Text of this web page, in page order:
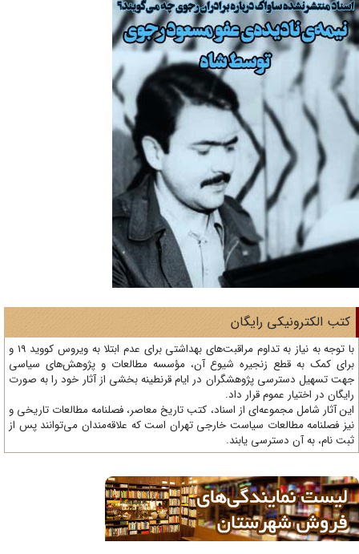
الکترونیکی رایگان
با توجه به نیاز به تداوم مراقبت‌های بهداشتی برای عدم ابتلا به ویروس کووید 19 و
کمک به قطع زنجیره شیوع آن، مؤسسه مطالعات و پژوهش‌های سیاسی
تسهیل دسترسی پژوهشگران در ایام قرنطینه بخشی از آثار خود را به صورت
در اختیار عموم قرار داد.
آثار شامل مجموعه‌ای از اسناد، کتب تاریخ معاصر، فصلنامه‌ مطالعات تاریخی و
فصلنامه مطالعات سیاست خارجی تهران است که علاقه‌مندان می‌توانند پس از
نام، به آن دسترسی یابند.